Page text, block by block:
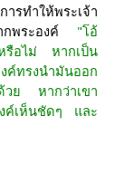
รทำให้พระเจ้า
พระองค์"โอ้
รือไม่ หากเป็น
ค์ทรงนำมันออก
วย หากว่าเขา
ค์เห็นชัดๆ และ